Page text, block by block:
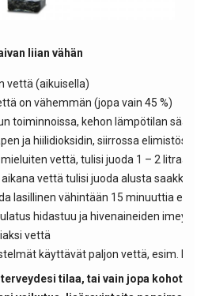
liian vähän
vettä (aikuisella)
on vähemmän (jopa vain 45 %)
toiminnoissa, kehon lämpötilan
ja hiilidioksidin, siirrossa
vettä, tulisi juoda 1 – 2 litraa
vettä tulisi juoda alusta saakka
lasillinen vähintään 15 minuuttia
hidastuu ja hivenaineiden
vettä
käyttävät paljon vettä, esim.
tilaa, tai vain jopa kohottaa